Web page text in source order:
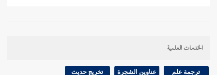
وحديثعائشةأخرجه أيضاأبو عوانةوابن حبان
والحاكم
بعضهم من جهةالخدمات العلمية
ترجمة علم عناوين الشجرة تخريج حديث